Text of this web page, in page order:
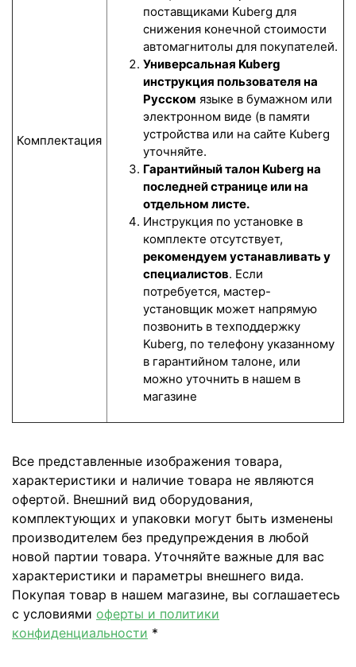
Комплектация
поставщиками Kuberg для
снижения конечной стоимости
автомагнитолы для покупателей.
Универсальная Kuberg
инструкция пользователя на
Русском языке в бумажном или
электронном виде (в памяти
устройства или на сайте Kuberg
уточняйте.
Гарантийный талон Kuberg на
последней странице или на
отдельном листе.
Инструкция по установке в
комплекте отсутствует,
рекомендуем устанавливать у
специалистов. Если
потребуется, мастер-
установщик может напрямую
позвонить в техподдержку
Kuberg, по телефону указанному
в гарантийном талоне, или
можно уточнить в нашем в
магазине
Все представленные изображения товара,
характеристики и наличие товара не являются
офертой. Внешний вид оборудования,
комплектующих и упаковки могут быть изменены
производителем без предупреждения в любой
новой партии товара. Уточняйте важные для вас
характеристики и параметры внешнего вида.
Покупая товар в нашем магазине, вы соглашаетесь
с условиями оферты и политики
конфиденциальности *